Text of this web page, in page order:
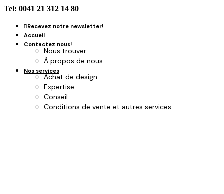
Tel: 0041 21 312 14 80
Recevez notre newsletter!
Accueil
Contactez nous!
Nous trouver
À propos de nous
Nos services
Achat de design
Expertise
Conseil
Conditions de vente et autres services